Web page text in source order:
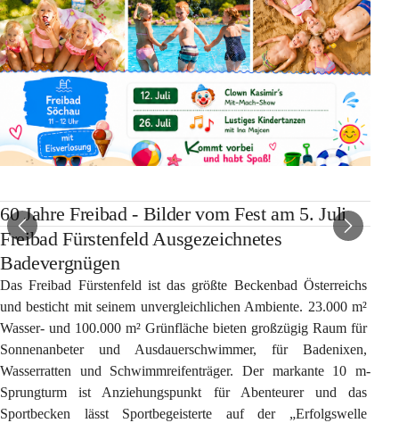
60 Jahre Freibad - Bilder vom Fest am 5. Juli
Freibad Fürstenfeld Ausgezeichnetes
Badevergnügen
Das Freibad Fürstenfeld ist das größte Beckenbad Österreichs
und besticht mit seinem unvergleichlichen Ambiente. 23.000 m²
Wasser- und 100.000 m² Grünfläche bieten großzügig Raum für
Sonnenanbeter und Ausdauerschwimmer, für Badenixen,
Wasserratten und Schwimmreifenträger. Der markante 10 m-
Sprungturm ist Anziehungspunkt für Abenteurer und das
Sportbecken lässt Sportbegeisterte auf der „Erfolgswelle